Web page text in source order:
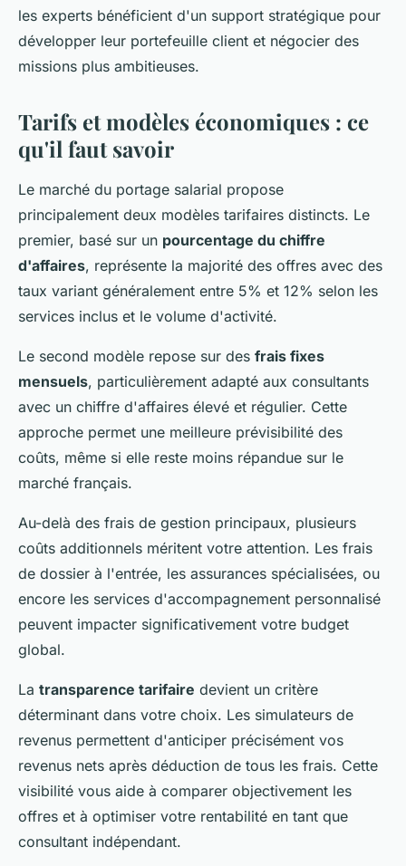
les experts bénéficient d'un support stratégique pour
développer leur portefeuille client et négocier des
missions plus ambitieuses.
Tarifs et modèles économiques : ce
qu'il faut savoir
Le marché du portage salarial propose
principalement deux modèles tarifaires distincts. Le
premier, basé sur un pourcentage du chiffre
d'affaires, représente la majorité des offres avec des
taux variant généralement entre 5% et 12% selon les
services inclus et le volume d'activité.
Le second modèle repose sur des frais fixes
mensuels, particulièrement adapté aux consultants
avec un chiffre d'affaires élevé et régulier. Cette
approche permet une meilleure prévisibilité des
coûts, même si elle reste moins répandue sur le
marché français.
Au-delà des frais de gestion principaux, plusieurs
coûts additionnels méritent votre attention. Les frais
de dossier à l'entrée, les assurances spécialisées, ou
encore les services d'accompagnement personnalisé
peuvent impacter significativement votre budget
global.
La transparence tarifaire devient un critère
déterminant dans votre choix. Les simulateurs de
revenus permettent d'anticiper précisément vos
revenus nets après déduction de tous les frais. Cette
visibilité vous aide à comparer objectivement les
offres et à optimiser votre rentabilité en tant que
consultant indépendant.